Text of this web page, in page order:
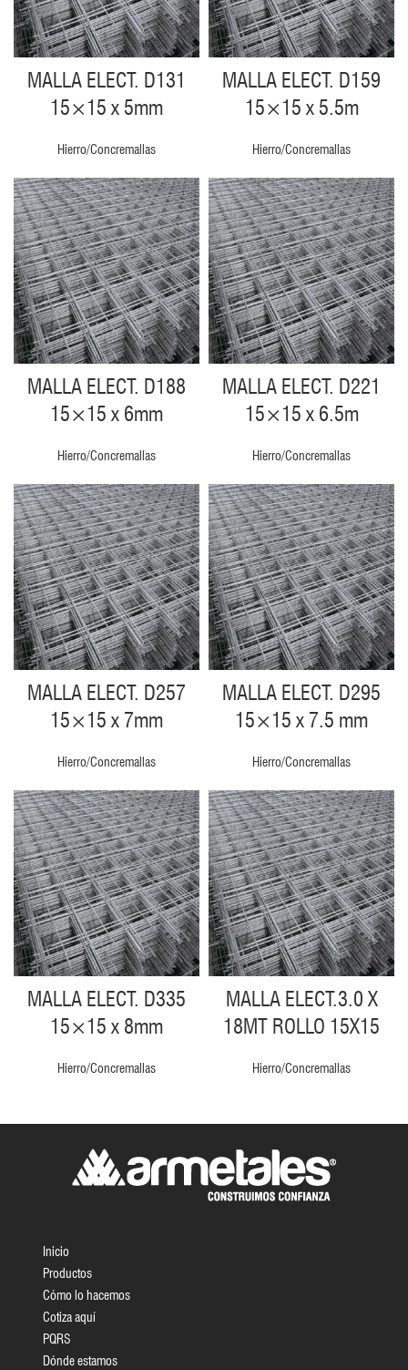
MALLA ELECT. D131
15×15 x 5mm
Hierro/Concremallas
MALLA ELECT. D159
15×15 x 5.5m
Hierro/Concremallas
MALLA ELECT. D188
15×15 x 6mm
Hierro/Concremallas
MALLA ELECT. D221
15×15 x 6.5m
Hierro/Concremallas
MALLA ELECT. D257
15×15 x 7mm
Hierro/Concremallas
MALLA ELECT. D295
15×15 x 7.5 mm
Hierro/Concremallas
MALLA ELECT. D335
15×15 x 8mm
Hierro/Concremallas
MALLA ELECT.3.0 X
18MT ROLLO 15X15
Hierro/Concremallas
Inicio
Productos
Cómo lo hacemos
Cotiza aquí
PQRS
Dónde estamos